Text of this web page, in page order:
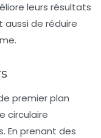
leurs résultats
aussi de réduire
premier plan
circulaire
En prenant des